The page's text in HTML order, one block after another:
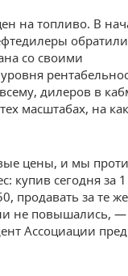
на топливо. В
со своими
дилеров в
масштабах, на
цены, и мы
купив сегодня за
продавать за те
не повышались,
Ассоциации